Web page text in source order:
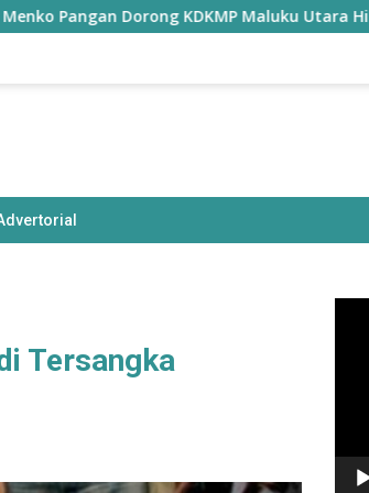
Dorong KDKMP Maluku Utara Hilirisasi
Tersangka